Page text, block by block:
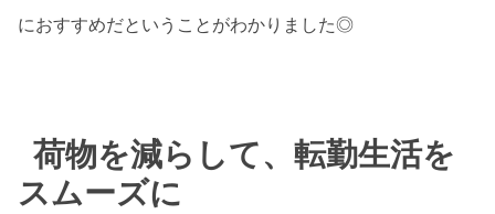
におすすめだということがわかりました◎
荷物を減らして、転勤生活を
スムーズに